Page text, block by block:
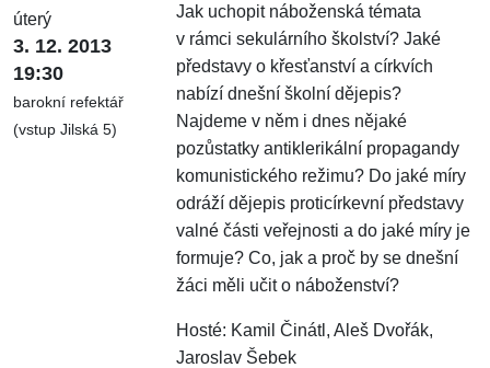
úterý
3. 12. 2013
19:30
barokní refektář
(vstup Jilská 5)
Jak uchopit náboženská témata
v rámci sekulárního školství? Jaké
představy o křesťanství a církvích
nabízí dnešní školní dějepis?
Najdeme v něm i dnes nějaké
pozůstatky antiklerikální propagandy
komunistického režimu? Do jaké míry
odráží dějepis proticírkevní představy
valné části veřejnosti a do jaké míry je
formuje? Co, jak a proč by se dnešní
žáci měli učit o náboženství?
Hosté: Kamil Činátl, Aleš Dvořák,
Jaroslav Šebek